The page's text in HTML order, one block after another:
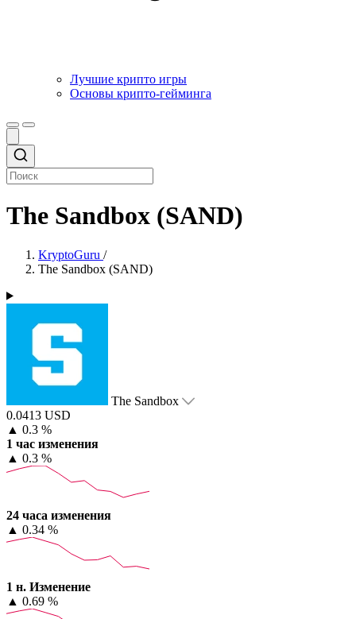
Лучшие крипто игры
Основы крипто-гейминга
The Sandbox (SAND)
KryptoGuru /
The Sandbox (SAND)
The Sandbox
0.0413 USD
▲ 0.3 %
1 час изменения
▲ 0.3 %
24 часа изменения
▲ 0.34 %
1 н. Изменение
▲ 0.69 %